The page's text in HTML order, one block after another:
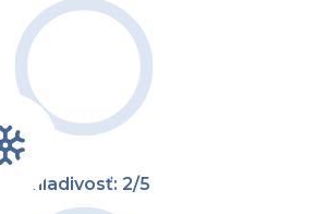
Chladivosť: 2/5